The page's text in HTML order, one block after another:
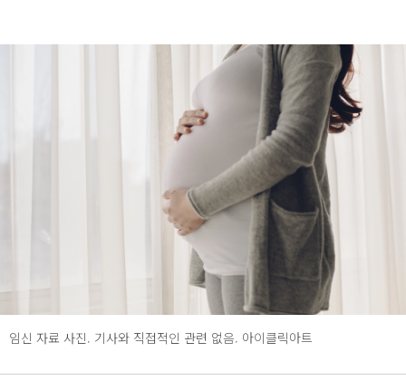
임신 자료 사진. 기사와 직접적인 관련 없음. 아이클릭아트